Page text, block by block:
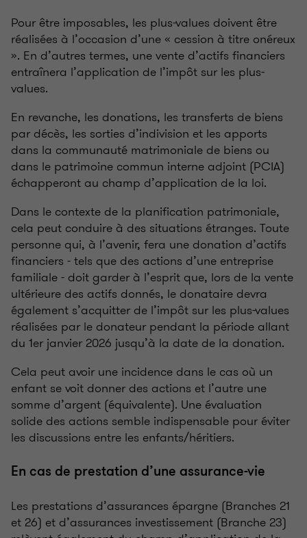
Pour être imposables, les plus-values doivent être
réalisées à l’occasion d’une « cession à titre onéreux
». En d’autres termes, une vente d’actifs financiers
entraînera l’application de l’impôt sur les plus-
values.
En revanche, les donations, les transferts de biens
par décès, les sorties d’indivision et les apports
dans la communauté matrimoniale de biens ou
dans le patrimoine commun interne adjoint (PCIA)
échapperont au champ d’application de la loi.
Dans le contexte de la planification patrimoniale,
cela peut conduire à des situations étranges. Toute
personne qui, à l’avenir, fera une donation d’actifs
financiers - tels que des actions d’une entreprise
familiale - doit garder à l’esprit que, lors de la vente
ultérieure des actifs donnés, le donataire devra
également s’acquitter de l’impôt sur les plus-values
réalisées par le donateur pendant la période allant
du 1er janvier 2026 jusqu’à la date de la donation.
Cela peut avoir une incidence dans le cas où un
enfant se voit donner des actions et l’autre une
somme d’argent (équivalente). Une évaluation
solide des actions semble indispensable pour éviter
les discussions entre les enfants/héritiers.
En cas de prestation d’une assurance-vie
Les prestations d’assurances épargne (Branches 21
et 26) et d’assurances investissement (Branche 23)